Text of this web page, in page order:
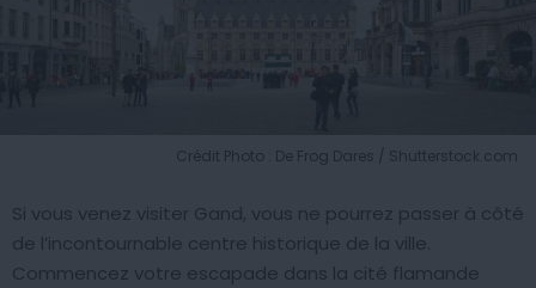
Crédit Photo : De Frog Dares / Shutterstock.com
Si vous venez visiter Gand, vous ne pourrez passer à côté
de l’incontournable centre historique de la ville.
Commencez votre escapade dans la cité flamande